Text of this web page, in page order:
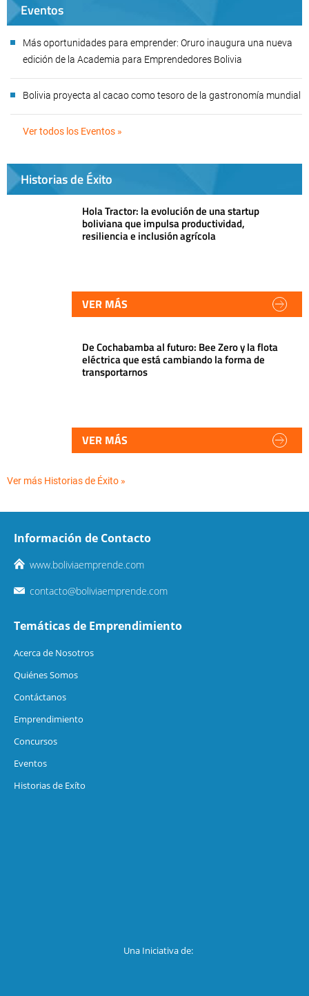
Eventos
Más oportunidades para emprender: Oruro inaugura una nueva
edición de la Academia para Emprendedores Bolivia
Bolivia proyecta al cacao como tesoro de la gastronomía mundial
Ver todos los Eventos »
Historias de Éxito
Hola Tractor: la evolución de una startup
boliviana que impulsa productividad,
resiliencia e inclusión agrícola
VER MÁS
De Cochabamba al futuro: Bee Zero y la flota
eléctrica que está cambiando la forma de
transportarnos
VER MÁS
Ver más Historias de Éxito »
Información de Contacto
www.boliviaemprende.com
contacto@boliviaemprende.com
Temáticas de Emprendimiento
Acerca de Nosotros
Quiénes Somos
Contáctanos
Emprendimiento
Concursos
Eventos
Historias de Exíto
Una Iniciativa de: